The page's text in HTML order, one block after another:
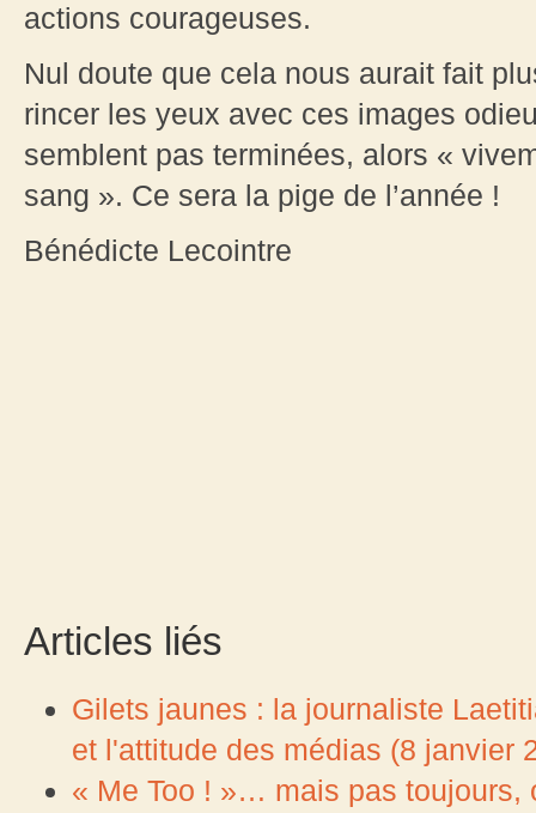
actions courageuses.
Nul doute que cela nous aurait fait
rincer les yeux avec ces images
semblent pas terminées, alors «
sang ». Ce sera la pige de l’année !
Bénédicte Lecointre
Articles liés
Gilets jaunes : la journaliste
et l'attitude des médias (8 janvier
« Me Too ! »… mais pas toujours,